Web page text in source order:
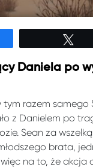
Daniela po
tym razem samego
z Danielem po
Sean za
brata,
na to, że akcja